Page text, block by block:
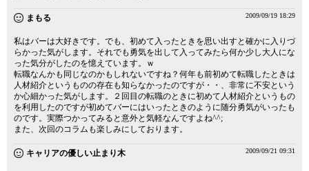
まもる 2009/09/19 18:29
私はバーは大好きです。でも、初めて入ったときを思い出すと確かに入りづ
らかった気がします。それでも勇気を出して入ってみたら何か少し大人にな
った気分がしたのを憶えています。ｗ
転職なんかも同じなのかもしれないですね？何年も前初めて転職したときは
人材紹介というものの存在も知らなかったのですが・・、非常に不安という
か心細かった気がします。２回目の転職のときに初めて人材紹介というもの
を利用したのですが初めてバーにはいったときのように随分勇気がいったも
のです。実際つかってみると意外と気軽なんですよね^^;
また、次回のコラムも楽しみにしております。
キャリアの優しい止まり木 2009/09/21 09:31